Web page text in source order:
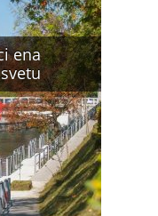
ena